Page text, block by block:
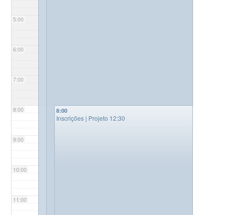
5:00
6:00
7:00
8:00
9:00
10:00
11:00
8:00
Inscrições | Projeto 12:30